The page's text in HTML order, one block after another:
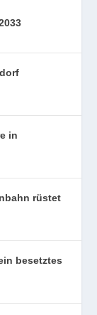
in
rüstet
besetztes